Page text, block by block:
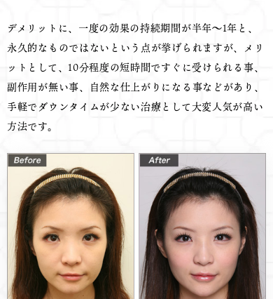
デメリットに、一度の効果の持続期間が半年～1年と、
永久的なものではないという点が挙げられますが、メリ
ットとして、10分程度の短時間ですぐに受けられる事、
副作用が無い事、自然な仕上がりになる事などがあり、
手軽でダウンタイムが少ない治療として大変人気が高い
方法です。